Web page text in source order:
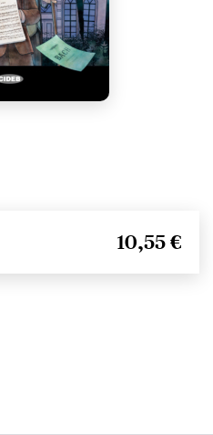
10,55 €